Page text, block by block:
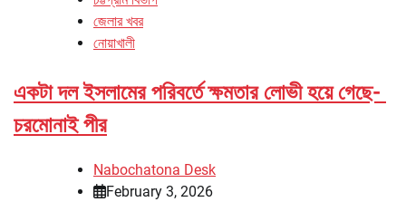
জেলার খবর
নোয়াখালী
একটা দল ইসলামের পরিবর্তে ক্ষমতার লোভী হয়ে গেছে-
চরমোনাই পীর
Nabochatona Desk
February 3, 2026